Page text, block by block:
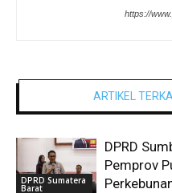
https://
ARTIKEL
DPRD Sumatera
Barat
DPRD
Pemprov